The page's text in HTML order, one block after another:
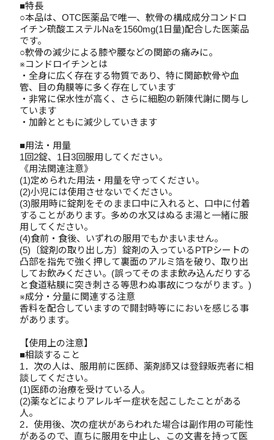
■特長
○本品は、OTC医薬品で唯一、軟骨の構成成分コンドロ
イチン硫酸エステルNaを1560mg(1日量)配合した医薬品
です。
○軟骨の減少による膝や腰などの関節の痛みに。
※コンドロイチンとは
・全身に広く存在する物質であり、特に関節軟骨や血
管、目の角膜等に多く存在しています
・非常に保水性が高く、さらに細胞の新陳代謝に関与し
ています
・加齢とともに減少していきます
■用法・用量
1回2錠、1日3回服用してください。
《用法関連注意》
(1)定められた用法・用量を守ってください。
(2)小児には使用させないでください。
(3)服用時に錠剤をそのまま口中に入れると、口中に付着
することがあります。多めの水又はぬるま湯と一緒に服
用してください。
(4)食前・食後、いずれの服用でもかまいません。
(5)〔錠剤の取り出し方〕錠剤の入っているPTPシートの
凸部を指先で強く押して裏面のアルミ箔を破り、取り出
してお飲みください。(誤ってそのまま飲み込んだりする
と食道粘膜に突き刺さる等思わぬ事故につながります。)
※成分・分量に関連する注意
香料を配合していますので開封時等ににおいを感じる事
があります。
【使用上の注意】
■相談すること
1．次の人は、服用前に医師、薬剤師又は登録販売者に相
談してください。
(1)医師の治療を受けている人。
(2)薬などによりアレルギー症状を起こしたことがある
人。
2．使用後、次の症状があらわれた場合は副作用の可能性
があるので、直ちに服用を中止し、この文書を持って医